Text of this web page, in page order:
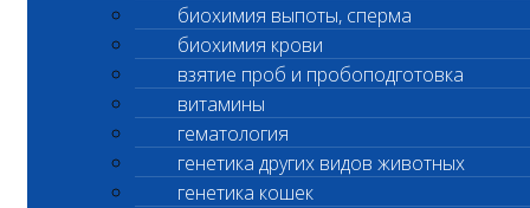
биохимия выпоты, сперма
биохимия крови
взятие проб и пробоподготовка
витамины
гематология
генетика других видов животных
генетика кошек
в экспресс- лаборатории Коломна 01.06.2026
По адресу г. Коломна ул. Добролюбова 17а
2 июня 2026г лаборатория работает
с 09:00 в стандартном режиме